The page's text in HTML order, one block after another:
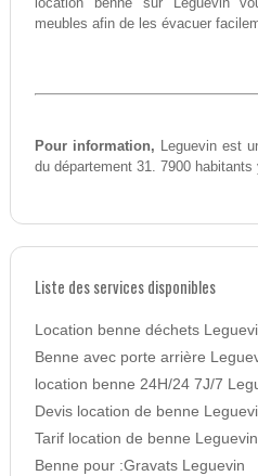
meubles afin de les évacuer
Pour information, Leguevin est
du département 31. 7900 habitants
Liste des services disponibles
Location benne déchets
Benne avec porte arrière
location benne 24H/24 7J/7
Devis location de benne
Tarif location de benne Leguevin
Benne pour :Gravats Leguevin